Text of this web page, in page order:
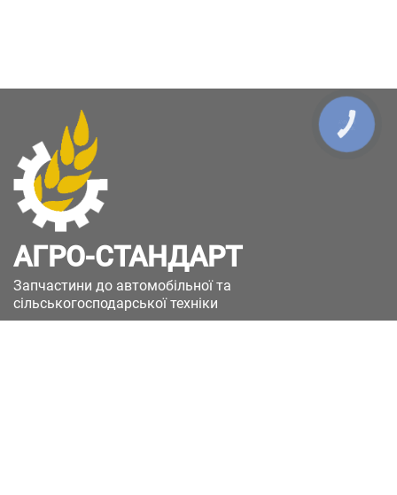
АГРО-СТАНДАРТ
Запчастини до автомобільної та
сільськогосподарської техніки
КНОПКА
ЗВ'ЯЗКУ